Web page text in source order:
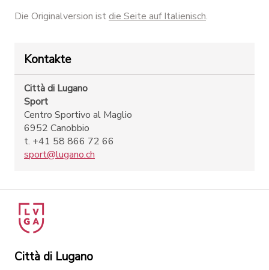
Die Originalversion istdie Seite auf Italienisch.
Kontakte
Città di Lugano
Sport
Centro Sportivo al Maglio
6952 Canobbio
t. +41 58 866 72 66
sport@lugano.ch
Città di Lugano